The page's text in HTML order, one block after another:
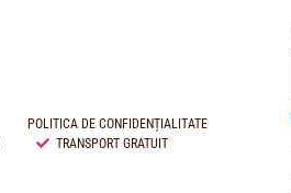
POLITICA DE CONFIDENȚIALITATE
TRANSPORT GRATUIT